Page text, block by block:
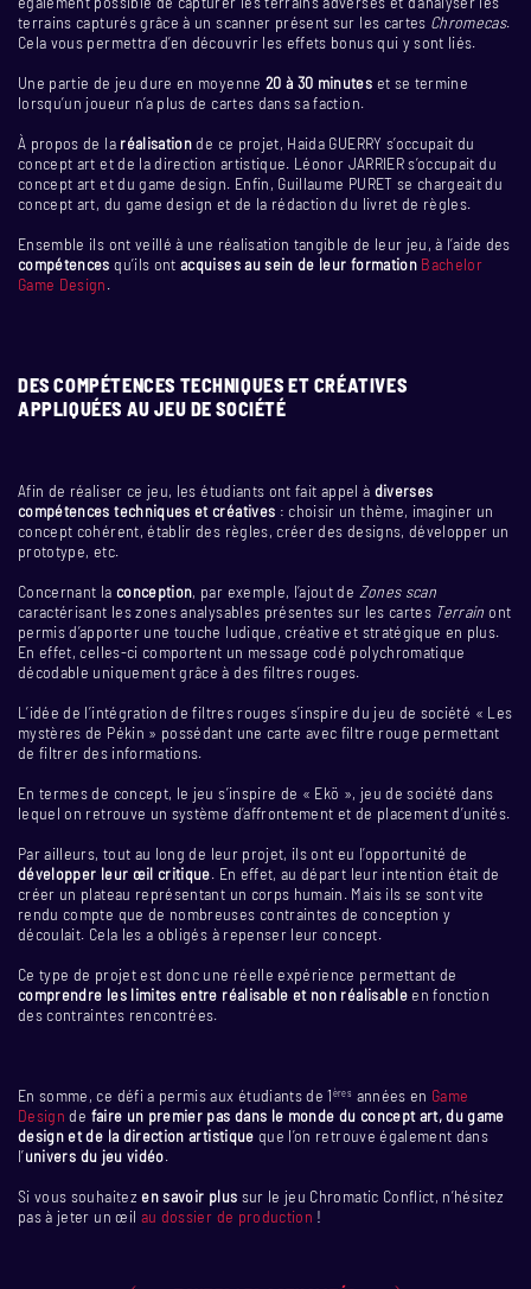
terrains capturés grâce à un scanner présent sur les cartes Chromecas.
Cela vous permettra d’en découvrir les effets bonus qui y sont liés.
Une partie de jeu dure en moyenne 20 à 30 minutes et se termine
lorsqu’un joueur n’a plus de cartes dans sa faction.
À propos de la réalisationde ce projet, Haida GUERRY s’occupait du
concept art et de la direction artistique. Léonor JARRIER s’occupait du
concept art et du game design. Enfin, Guillaume PURET se chargeait du
concept art, du game design et de la rédaction du livret de règles.
Ensemble ils ont veillé à une réalisation tangible de leur jeu, à l’aide des
compétencesqu’ils ont acquises au sein de leur formation Bachelor
Game Design.
DES COMPÉTENCES TECHNIQUES ET CRÉATIVES
APPLIQUÉES AU JEU DE SOCIÉTÉ
Afin de réaliser ce jeu, les étudiants ont fait appel à diverses
compétences techniques et créatives : choisir un thème, imaginer un
concept cohérent, établir des règles, créer des designs, développer un
prototype, etc.
Concernant la conception, par exemple, l’ajout de Zones scan
caractérisant les zones analysables présentes sur les cartes Terrain ont
permis d’apporter une touche ludique, créative et stratégique en plus.
En effet, celles-ci comportent un message codé polychromatique
décodable uniquement grâce à des filtres rouges.
L’idée de l’intégration de filtres rouges s’inspire du jeu de société « Les
mystères de Pékin » possédant une carte avec filtre rouge permettant
de filtrer des informations.
En termes de concept, le jeu s’inspire de « Ekö », jeu de société dans
lequel on retrouve un système d’affrontement et de placement d’unités.
Par ailleurs, tout au long de leur projet, ils ont eu l’opportunité de
développer leur œil critique. En effet, au départ leur intention était de
créer un plateau représentant un corps humain. Mais ils se sont vite
rendu compte que de nombreuses contraintes de conception y
découlait. Cela les a obligés à repenser leur concept.
Ce type de projet est donc une réelle expérience permettant de
comprendre les limites entre réalisable et non réalisableen fonction
des contraintes rencontrées.
En somme, ce défi a permis aux étudiants de 1 ères années en Game
Design de faire un premier pas dans le monde du concept art, du game
design et de la direction artistique que l’on retrouve également dans
l’univers du jeu vidéo.
Si vous souhaitezen savoir plus sur le jeu Chromatic Conflict, n’hésitez
pas à jeter un œil au dossier de production !